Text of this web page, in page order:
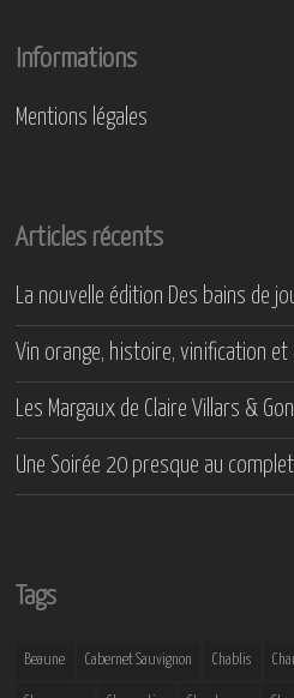
Informations
Mentions légales
Articles récents
La nouvelle édition Des bains de
Vin orange, histoire, vinification
Les Margaux de Claire Villars &
Une Soirée 20 presque au complet
Tags
Beaune Cabernet Sauvignon Chablis